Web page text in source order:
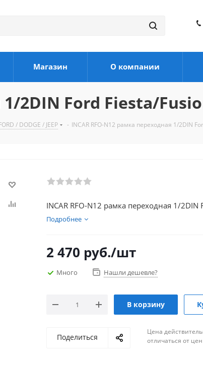
Магазин О компании
2DIN Ford Fiesta/
/ DODGE / JEEP - INCAR RFO-N12 рамка переходная 1/2DIN
INCAR RFO-N12 рамка переходная 1/
Подробнее
2 470 руб./шт
Много Нашли дешевле?
В корзину
Поделиться
Цена
отличаться от